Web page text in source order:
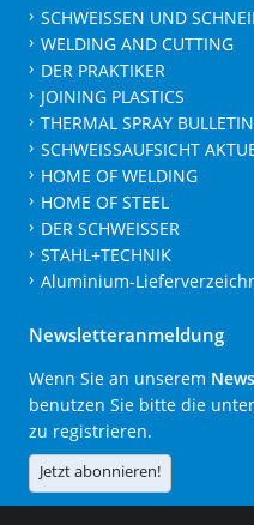
SCHWEISSEN UND
WELDING AND CUTTING
DER PRAKTIKER
JOINING PLASTICS
THERMAL SPRAY BULLETIN
SCHWEISSAUFSICHT
HOME OF WELDING
HOME OF STEEL
DER SCHWEISSER
STAHL+TECHNIK
Aluminium-
Newsletteranmeldung
Wenn Sie an unserem
benutzen Sie bitte die
zu registrieren.
Jetzt abonnieren!